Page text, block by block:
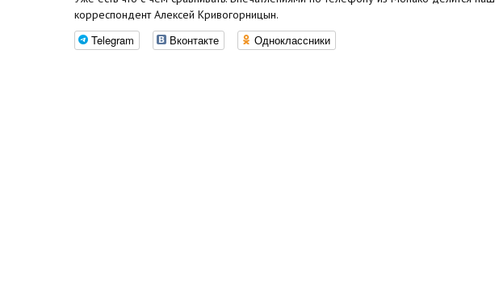
корреспондент Алексей Кривогорницын.
Telegram Вконтакте Одноклассники